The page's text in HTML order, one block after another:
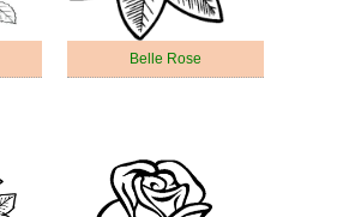
Belle Rose